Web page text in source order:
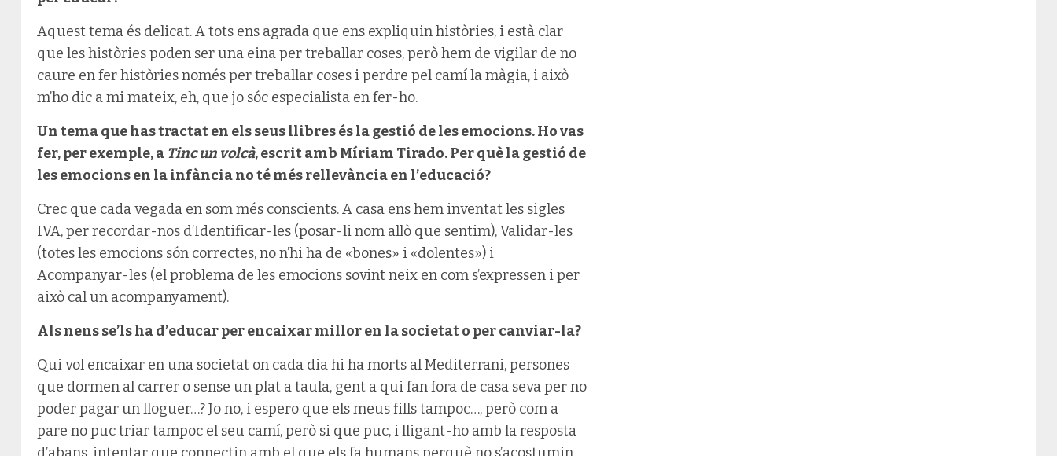
Aquest tema és delicat. A tots ens agrada que ens expliquin històries, i està clar
que les històries poden ser una eina per treballar coses, però hem de vigilar de no
caure en fer històries només per treballar coses i perdre pel camí la màgia, i això
m’ho dic a mi mateix, eh, que jo sóc especialista en fer-ho.
Un tema que has tractat en els seus llibres és la gestió de les emocions. Ho vas
fer, per exemple, a Tinc un volcà, escrit amb Míriam Tirado. Per què la gestió de
les emocions en la infància no té més rellevància en l’educació?
Crec que cada vegada en som més conscients. A casa ens hem inventat les sigles
IVA, per recordar-nos d’Identificar-les (posar-li nom allò que sentim), Validar-les
(totes les emocions són correctes, no n’hi ha de «bones» i «dolentes») i
Acompanyar-les (el problema de les emocions sovint neix en com s’expressen i per
això cal un acompanyament).
Als nens se’ls ha d’educar per encaixar millor en la societat o per canviar-la?
Qui vol encaixar en una societat on cada dia hi ha morts al Mediterrani, persones
que dormen al carrer o sense un plat a taula, gent a qui fan fora de casa seva per no
poder pagar un lloguer…? Jo no, i espero que els meus fills tampoc…, però com a
pare no puc triar tampoc el seu camí, però si que puc, i lligant-ho amb la resposta